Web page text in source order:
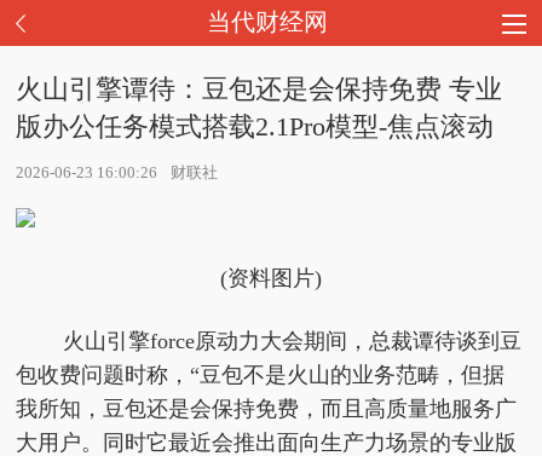
当代财经网
火山引擎谭待：豆包还是会保持免费 专业
版办公任务模式搭载2.1Pro模型-焦点滚动
2026-06-23 16:00:26 财联社
(资料图片)
火山引擎force原动力大会期间，总裁谭待谈到豆
包收费问题时称，“豆包不是火山的业务范畴，但据
我所知，豆包还是会保持免费，而且高质量地服务广
大用户。同时它最近会推出面向生产力场景的专业版